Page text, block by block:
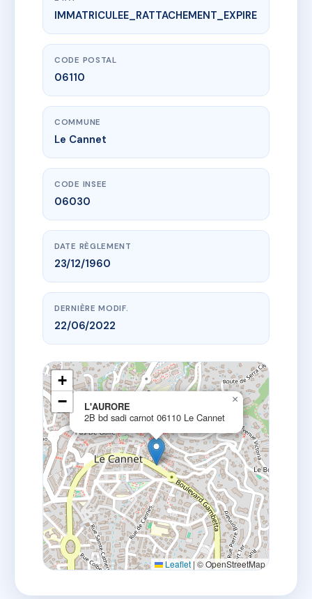
www.vme.plus/AD9976275
L'AURORE
2B bd sadi carnot
IMMATRICULEE_RATTACHEMENT_EXPIRE
CODE POSTAL
06110
COMMUNE
Le Cannet
CODE INSEE
06030
DATE RÈGLEMENT
23/12/1960
DERNIÈRE MODIF.
22/06/2022
L'AURORE
2B bd sadi carnot 06110 Le Cannet
×
+
−
Leaflet | © OpenStreetMap